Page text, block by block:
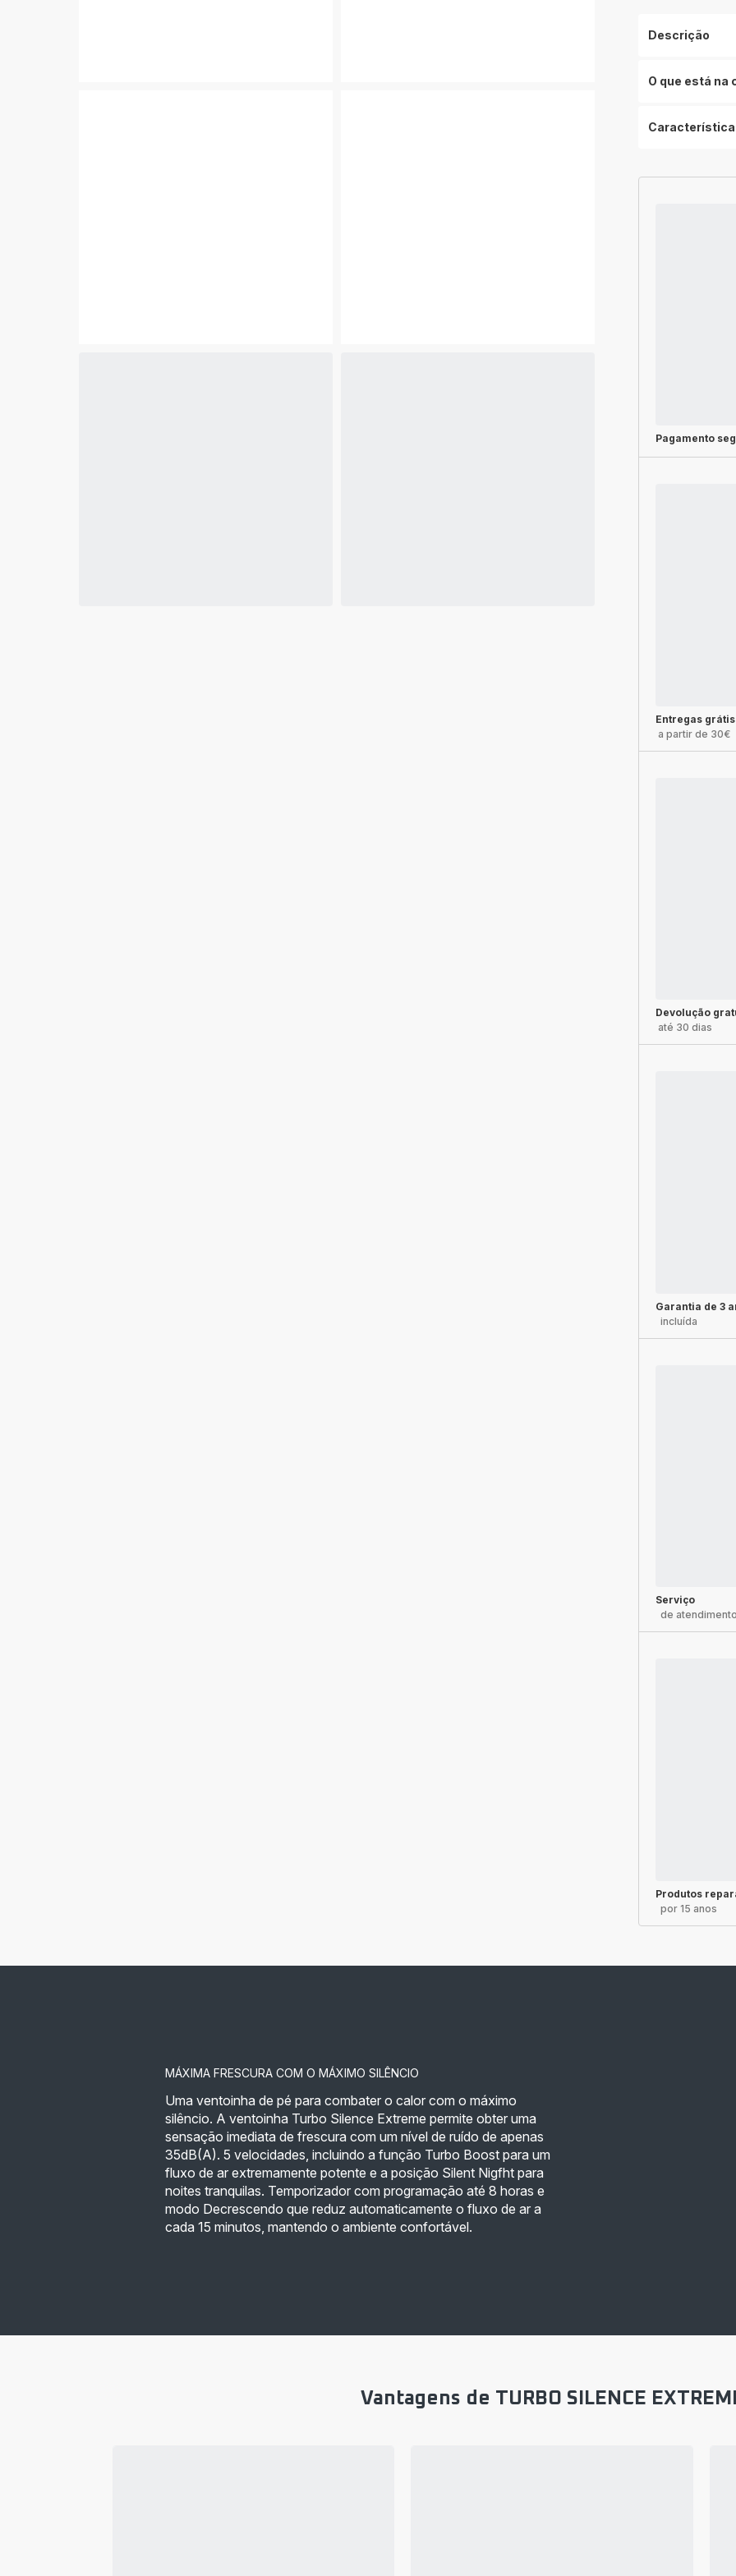
Descrição
O que está na
Pagamento
Entregas grátis
a partir de 30€
Devolução
até 30 dias
Garantia de 3
incluída
Serviço
de
Produtos
por 15 anos
MÁXIMA FRESCURA COM O MÁXIMO SILÊNCIO
Uma ventoinha de pé para combater o calor com o máximo
silêncio. A ventoinha Turbo Silence Extreme permite obter uma
sensação imediata de frescura com um nível de ruído de apenas
35dB(A). 5 velocidades, incluindo a função Turbo Boost para um
fluxo de ar extremamente potente e a posição Silent Nigfht para
noites tranquilas. Temporizador com programação até 8 horas e
modo Decrescendo que reduz automaticamente o fluxo de ar a
cada 15 minutos, mantendo o ambiente confortável.
Vantagens de TURBO SILENCE